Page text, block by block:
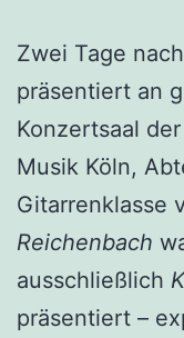
Zwei Tage
präsentiert an
Konzertsaal
Musik Köln,
Gitarrenklasse
Reichenbach
ausschließlich
präsentiert –